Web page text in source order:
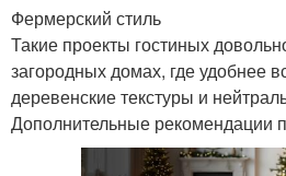
Фермерский стиль
Такие проекты гостиных
загородных домах, где удобнее
деревенские текстуры и
Дополнительные рекомендации